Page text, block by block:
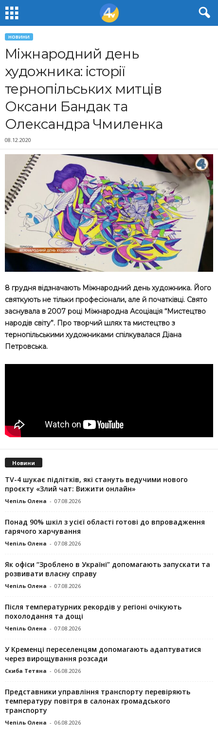
НОВИНИ
Міжнародний день
художника: історії
тернопільських митців
Оксани Бандак та
Олександра Чмиленка
08.12.2020
8 грудня відзначають Міжнародний день художника. Його
святкують не тільки професіонали, але й початківці. Свято
заснувала в 2007 році Міжнародна Асоціація “Мистецтво
народів світу”. Про творчий шлях та мистецтво з
тернопільськими художниками спілкувалася Діана
Петровська.
Новини
TV-4 шукає підлітків, які стануть ведучими нового
проєкту «Злий чат: Вижити онлайн»
Чепіль Олена - 07.08.2026
Понад 90% шкіл з усієї області готові до впровадження
гарячого харчування
Чепіль Олена - 07.08.2026
Як офіси “Зроблено в Україні” допомагають запускaти та
розвивати власну справу
Чепіль Олена - 07.08.2026
Після температурних рекордів у регіоні очікують
похолодання та дощі
Чепіль Олена - 07.08.2026
У Кременці переселенцям допомагають адаптуватися
через вирощування розсади
Скиба Тетяна - 06.08.2026
Представники управління транспорту перевіряють
температуру повітря в салонах громадського
транспорту
Чепіль Олена - 06.08.2026